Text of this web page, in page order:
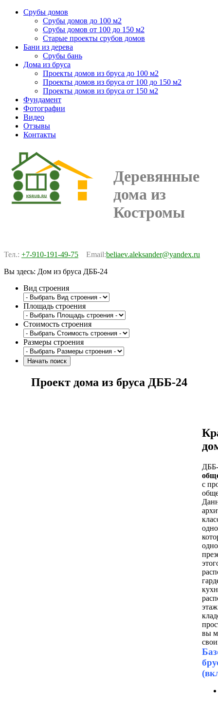
Срубы домов
Срубы домов до 100 м2
Срубы домов от 100 до 150 м2
Старые проекты срубов домов
Бани из дерева
Срубы бань
Дома из бруса
Проекты домов из бруса до 100 м2
Проекты домов из бруса от 100 до 150 м2
Проекты домов из бруса от 150 м2
Фундамент
Фотографии
Видео
Отзывы
Контакты
Деревянные
дома из
Костромы
Тел.: +7-910-191-49-75 Email:beliaev.aleksander@yandex.ru
Вы здесь: Дом из бруса ДББ-24
Вид строения
Площадь строения
Стоимость строения
Размеры строения
Проект дома из бруса ДББ-24
с
вы